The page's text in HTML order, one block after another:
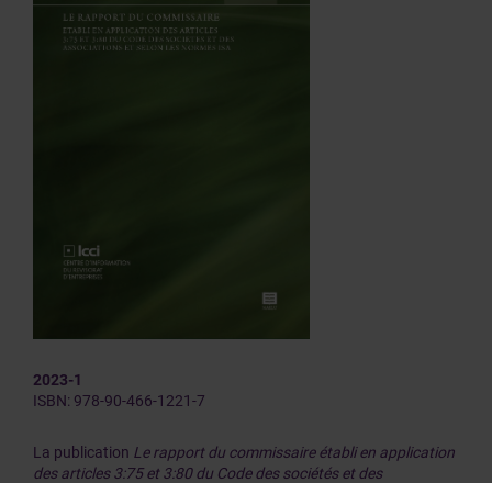
2023-1
ISBN: 978-90-466-1221-7
La publication Le rapport du commissaire établi en application
des articles 3:75 et 3:80 du Code des sociétés et des